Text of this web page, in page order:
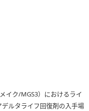
イク/MGS3）におけるライ
ルタライフ回復剤の入手場